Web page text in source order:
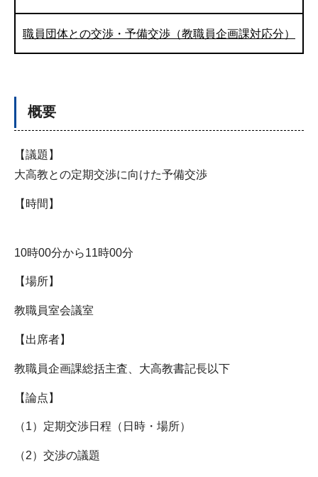
職員団体との交渉・予備交渉（教職員企画課対応分）
概要
【議題】
大高教との定期交渉に向けた予備交渉
【時間】
10時00分から11時00分
【場所】
教職員室会議室
【出席者】
教職員企画課総括主査、大高教書記長以下
【論点】
（1）定期交渉日程（日時・場所）
（2）交渉の議題